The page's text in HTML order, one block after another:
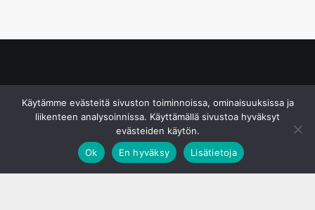
Käytämme evästeitä sivuston toiminnoissa, ominaisuuksissa ja
liikenteen analysoinnissa. Käyttämällä sivustoa hyväksyt
evästeiden käytön.
Ok
En hyväksy Lisätietoja